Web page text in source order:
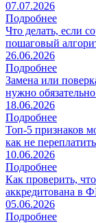
07.07.2026
Подробнее
Что делать, если
пошаговый
26.06.2026
Подробнее
Замена или
нужно
18.06.2026
Подробнее
Топ-5 признаков
как не
10.06.2026
Подробнее
Как проверить,
аккредитована в
05.06.2026
Подробнее